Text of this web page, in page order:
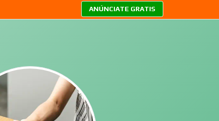
ANÚNCIATE GRATIS